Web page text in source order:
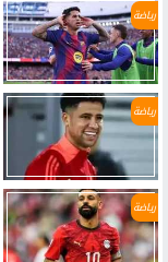
رياضة
رياضة
رياضة